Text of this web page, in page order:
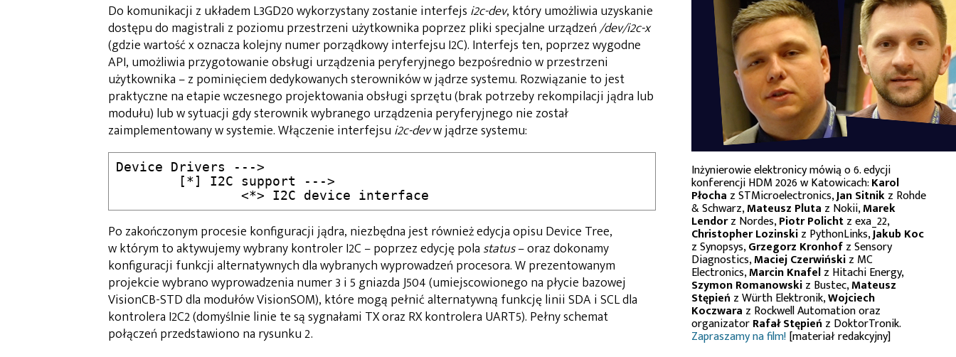
Do komunikacji z układem L3GD20 wykorzystany zostanie interfejs i2c-dev, który umożliwia uzyskanie
dostępu do magistrali z poziomu przestrzeni użytkownika poprzez pliki specjalne urządzeń/dev/i2c-x
(gdzie wartość x oznacza kolejny numer porządkowy interfejsu I2C). Interfejs ten, poprzez wygodne
API, umożliwia przygotowanie obsługi urządzenia peryferyjnego bezpośrednio w przestrzeni
użytkownika – z pominięciem dedykowanych sterowników w jądrze systemu. Rozwiązanie to jest
praktyczne na etapie wczesnego projektowania obsługi sprzętu (brak potrzeby rekompilacji jądra lub
modułu) lub w sytuacji gdy sterownik wybranego urządzenia peryferyjnego nie został
zaimplementowany w systemie. Włączenie interfejsu i2c-devw jądrze systemu:
Device Drivers --->
		<*> I2C device interface
Po zakończonym procesie konfiguracji jądra, niezbędna jest również edycja opisu Device Tree,
w którym to aktywujemy wybrany kontroler I2C – poprzez edycję pola status– oraz dokonamy
konfiguracji funkcji alternatywnych dla wybranych wyprowadzeń procesora. W prezentowanym
projekcie wybrano wyprowadzenia numer 3 i 5 gniazda J504 (umiejscowionego na płycie bazowej
VisionCB-STD dla modułów VisionSOM), które mogą pełnić alternatywną funkcję linii SDA i SCL dla
kontrolera I2C2 (domyślnie linie te są sygnałami TX oraz RX kontrolera UART5). Pełny schemat
połączeń przedstawiono na rysunku 2.
Inżynierowie elektronicy mówią o 6. edycji
konferencji HDM 2026 w Katowicach:Karol
Płocha z STMicroelectronics,Jan Sitnikz Rohde
& Schwarz,Mateusz Pluta z Nokii,Marek
Lendorz Nordes,Piotr Polichtz exa_22,
Christopher Lozinskiz PythonLinks,Jakub Koc
z Synopsys,Grzegorz Kronhofz Sensory
Diagnostics,Maciej Czerwińskiz MC
Electronics,Marcin Knafelz Hitachi Energy,
Szymon Romanowskiz Bustec,Mateusz
Stępień z Würth Elektronik,Wojciech
Koczwara z Rockwell Automation oraz
organizatorRafał Stępień z DoktorTronik.
Zapraszamy na film![materiał redakcyjny]